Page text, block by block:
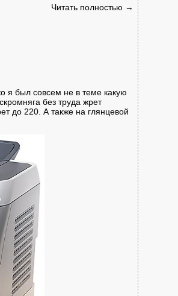
Читать полностью →
я был совсем не в теме какую
без труда жрет
до 220. А также на глянцевой